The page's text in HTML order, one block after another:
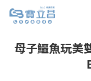
母子鱷魚玩美